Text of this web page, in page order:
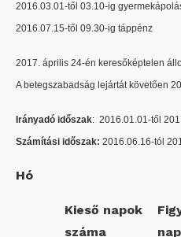
2016.03.01-től 03.10-ig
2016.07.15-től 09.30-ig táppénz
2017. április 24-én keresőképtelen
A betegszabadság lejártát követően
Irányadó időszak: 2016.01.01-től
Számítási időszak: 2016.06.16-tól
Hó
Kieső napok
száma